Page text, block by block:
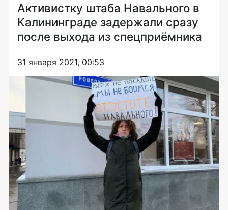
Активистку штаба Навального в
Калининграде задержали сразу
после выхода из спецприёмника
31 января 2021, 00:53